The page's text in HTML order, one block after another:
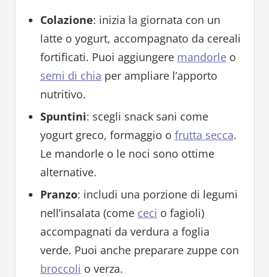
Colazione: inizia la giornata con un
latte o yogurt, accompagnato da cereali
fortificati. Puoi aggiungere mandorleo
semi di chia per ampliare l’apporto
nutritivo.
Spuntini: scegli snack sani come
yogurt greco, formaggio o frutta secca.
Le mandorle o le noci sono ottime
alternative.
Pranzo: includi una porzione di legumi
nell’insalata (come ceci o fagioli)
accompagnati da verdura a foglia
verde. Puoi anche preparare zuppe con
broccoli o verza.